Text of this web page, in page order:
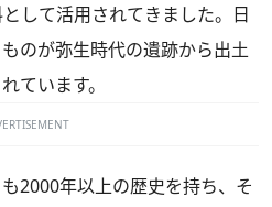
して活用されてきました。日
のが弥生時代の遺跡から出土
ています。
2000年以上の歴史を持ち、そ